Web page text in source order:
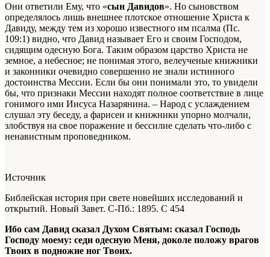
Они ответили Ему, что «сын Давидов». Но сыновством
определялось лишь внешнее плотское отношение Христа к
Давиду, между тем из хорошо известного им псалма (Пс.
109:1) видно, что Давид называет Его и своим Господом,
сидящим одесную Бога. Таким образом царство Христа не
земное, а небесное; не понимая этого, велеученые книжники
и законники очевидно совершенно не знали истинного
достоинства Мессии. Если бы они понимали это, то увидели
бы, что признаки Мессии находят полное соответствие в лице
гонимого ими Иисуса Назарянина. – Народ с услаждением
слушал эту беседу, а фарисеи и книжники упорно молчали,
злобствуя на свое поражение и бессилие сделать что-либо с
ненавистным проповедником.
Источник
Библейская история при свете новейших исследований и
открытий. Новый Завет. С-Пб.: 1895. С 454
Ибо сам Давид сказал Духом Святым: сказал Господь
Господу моему: седи одесную Меня, доколе положу врагов
Твоих в подножие ног Твоих.